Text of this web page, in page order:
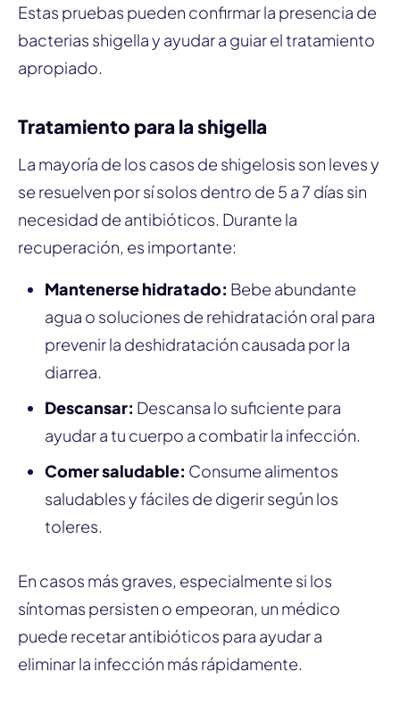
Estas pruebas pueden confirmar la presencia de
bacterias shigella y ayudar a guiar el tratamiento
apropiado.
Tratamiento para la shigella
La mayoría de los casos de shigelosis son leves y
se resuelven por sí solos dentro de 5 a 7 días sin
necesidad de antibióticos. Durante la
recuperación, es importante:
Mantenerse hidratado: Bebe abundante
agua o soluciones de rehidratación oral para
prevenir la deshidratación causada por la
diarrea.
Descansar: Descansa lo suficiente para
ayudar a tu cuerpo a combatir la infección.
Comer saludable: Consume alimentos
saludables y fáciles de digerir según los
toleres.
En casos más graves, especialmente si los
síntomas persisten o empeoran, un médico
puede recetar antibióticos para ayudar a
eliminar la infección más rápidamente.